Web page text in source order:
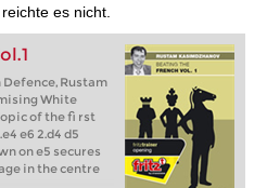
es nicht.
Defence, Rustam
White
of the fi rst
e6 2.d4 d5
on e5 secures
in the centre